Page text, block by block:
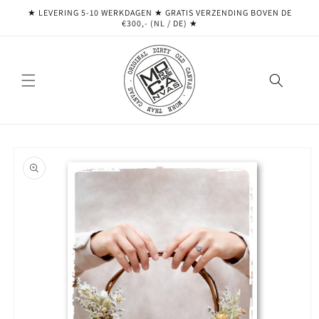
naar de
★ LEVERING 5-10 WERKDAGEN ★ GRATIS VERZENDING BOVEN DE
€300,- (NL / DE) ★